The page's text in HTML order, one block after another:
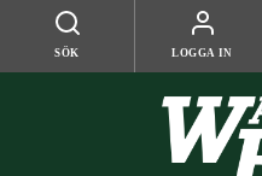
SÖK LOGGA IN